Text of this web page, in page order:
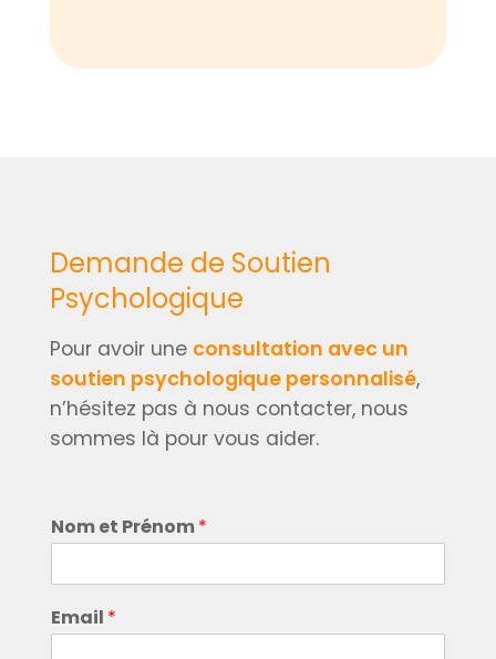
Demande de Soutien
Psychologique
Pour avoir une consultation avec un
soutien psychologique personnalisé,
n’hésitez pas à nous contacter, nous
sommes là pour vous aider.
Nom et Prénom*
Email *